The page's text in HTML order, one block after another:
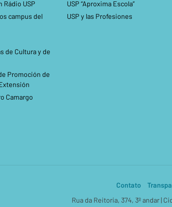
Rádio USP
campus del
de Cultura y de
Promoción de
Camargo
USP “Aproxima Escola”
USP y las Profesiones
Contato
Rua da Reitoria, 374, 3º andar |